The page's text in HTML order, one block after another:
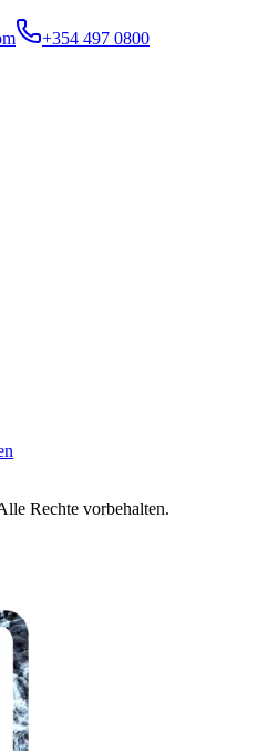
+354 497 0800
Rechte vorbehalten.